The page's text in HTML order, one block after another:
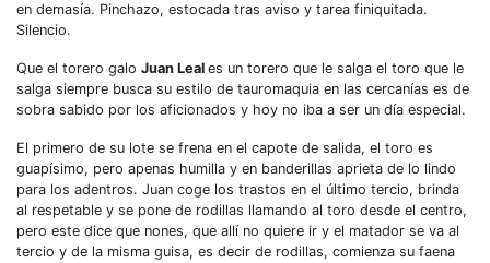
en demasía. Pinchazo, estocada tras aviso y tarea finiquitada.
Silencio.
Que el torero galo Juan Leal es un torero que le salga el toro que le
salga siempre busca su estilo de tauromaquia en las cercanías es de
sobra sabido por los aficionados y hoy no iba a ser un día especial.
El primero de su lote se frena en el capote de salida, el toro es
guapísimo, pero apenas humilla y en banderillas aprieta de lo lindo
para los adentros. Juan coge los trastos en el último tercio, brinda
al respetable y se pone de rodillas llamando al toro desde el centro,
pero este dice que nones, que allí no quiere ir y el matador se va al
tercio y de la misma guisa, es decir de rodillas, comienza su faena